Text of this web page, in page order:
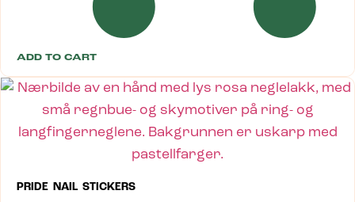
ADD TO CART
PRIDE NAIL STICKERS